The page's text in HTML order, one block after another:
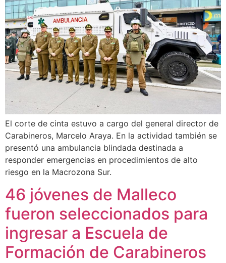
El corte de cinta estuvo a cargo del general director de
Carabineros, Marcelo Araya. En la actividad también se
presentó una ambulancia blindada destinada a
responder emergencias en procedimientos de alto
riesgo en la Macrozona Sur.
46 jóvenes de Malleco
fueron seleccionados para
ingresar a Escuela de
Formación de Carabineros